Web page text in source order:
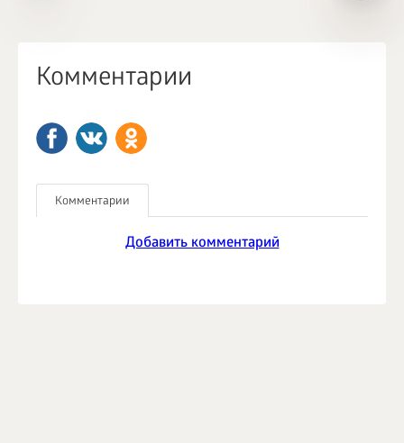
Комментарии
Комментарии
Добавить комментарий